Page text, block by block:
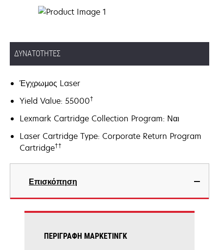
ΔΥΝΑΤΌΤΗΤΕΣ
Έγχρωμος Laser
Yield Value: 55000†
Lexmark Cartridge Collection Program: Ναι
Laser Cartridge Type: Corporate Return Program
Cartridge††
Επισκόπηση
ΠΕΡΙΓΡΑΦΉ ΜΆΡΚΕΤΙΝΓΚ